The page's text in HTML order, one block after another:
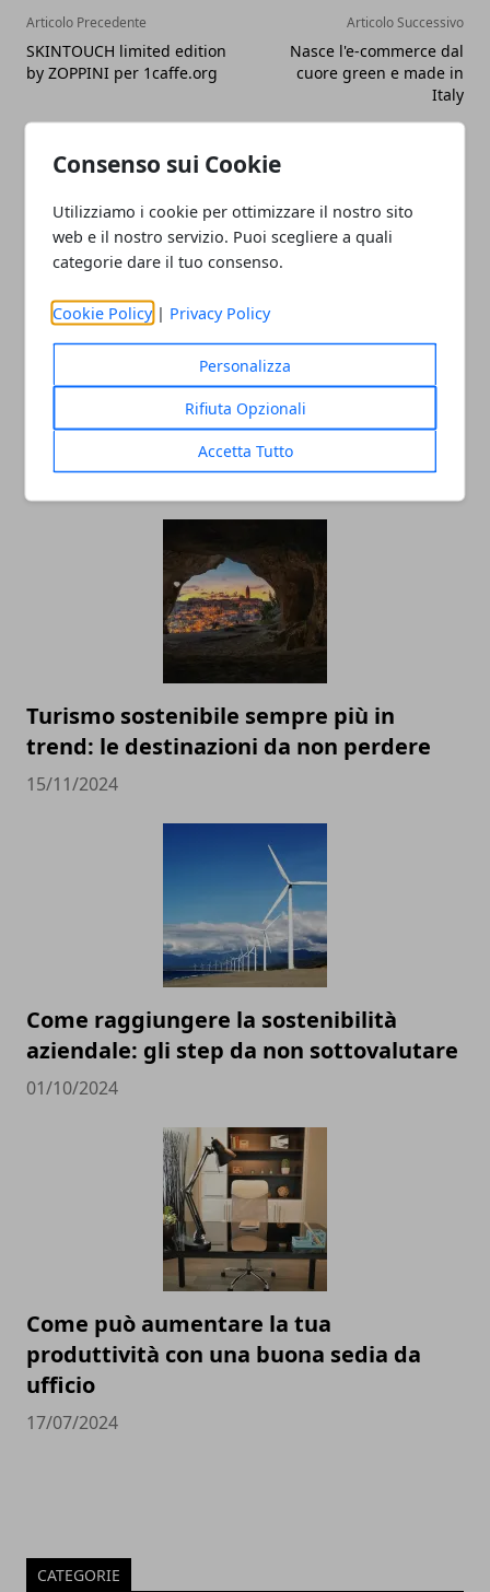
Consenso sui Cookie
Utilizziamo i cookie per ottimizzare il nostro sito
web e il nostro servizio. Puoi scegliere a quali
categorie dare il tuo consenso.
Cookie Policy | Privacy Policy
Personalizza
Rifiuta Opzionali
Accetta Tutto
Articolo Precedente
SKINTOUCH limited edition
by ZOPPINI per 1caffe.org
Articolo Successivo
Nasce l'e-commerce dal
cuore green e made in
Italy
Redazione
ARTICOLI CORRELATI
Turismo sostenibile sempre più in
trend: le destinazioni da non perdere
15/11/2024
Come raggiungere la sostenibilità
aziendale: gli step da non sottovalutare
01/10/2024
Come può aumentare la tua
produttività con una buona sedia da
ufficio
17/07/2024
CATEGORIE